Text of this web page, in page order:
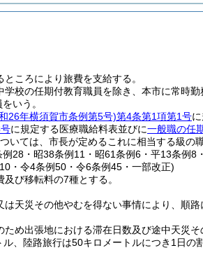
ころにより旅費を支給する。
校の任期付教育職員を除き、本市に常時
いう。
26年横須賀市条例第5号)第4条第1項第1号
に規定する医療職給料表並びに一般職の任
いては、市長が定めるこれに相当する級の職
28・昭38条例11・昭61条例6・平13条例8
・令4条例50・令6条例45・一部改正)
び移転料の7種とする。
は天災その他やむを得ない事情により、順
ため出張地における滞在日数及び途中天災
、陸路旅行は50キロメートルにつき1日の